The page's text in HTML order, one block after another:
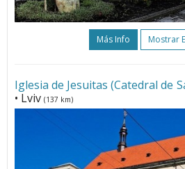
Más Info Mostrar
Iglesia de Jesuitas (Catedral de
• Lviv (137 km)